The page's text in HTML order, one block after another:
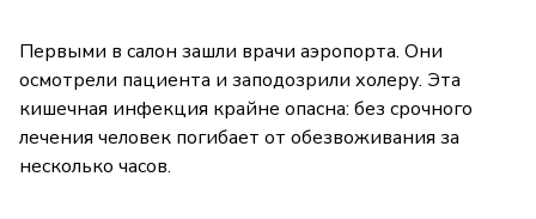
Первыми в салон зашли врачи аэропорта. Они
осмотрели пациента и заподозрили холеру. Эта
кишечная инфекция крайне опасна: без срочного
лечения человек погибает от обезвоживания за
несколько часов.